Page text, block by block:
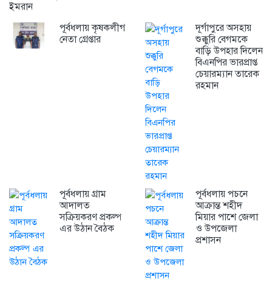
ইমরান
পূর্বধলায় কৃষকলীগ
নেতা গ্রেপ্তার
দূর্গাপুরে অসহায়
শুক্কুরি বেগমকে
বাড়ি উপহার দিলেন
বিএনপির ভারপ্রাপ্ত
চেয়ারম্যান তারেক
রহমান
পূর্বধলায় গ্রাম
আদালত
সক্রিয়করণ প্রকল্প
এর উঠান বৈঠক
পূর্বধলায় পচনে
আক্রান্ত শহীদ
মিয়ার পাশে জেলা
ও উপজেলা
প্রশাসন